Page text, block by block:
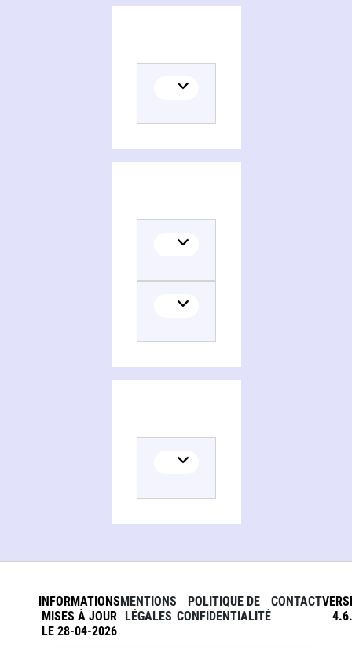
INFORMATIONS
MISES À JOUR
LE 28-04-2026
MENTIONS
LÉGALES
POLITIQUE DE
CONFIDENTIALITÉ
CONTACT